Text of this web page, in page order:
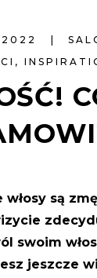
2022
,
włosy są
swoim
jeszcze